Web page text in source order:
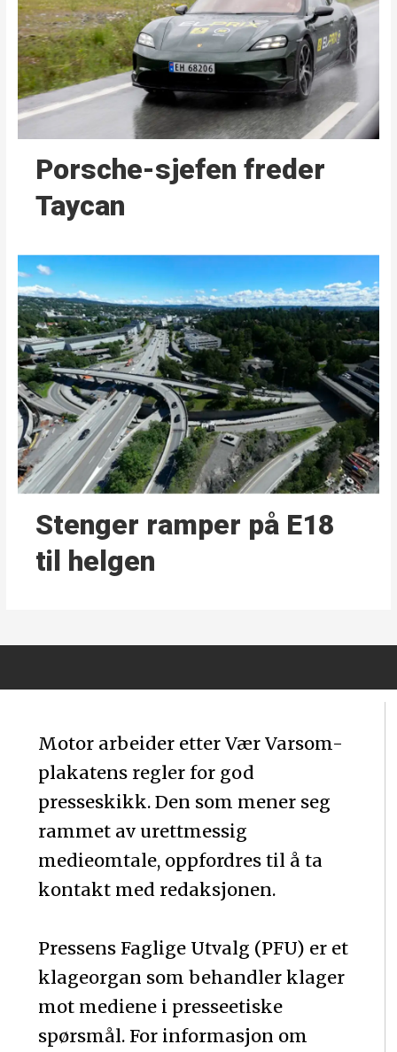
Porsche-sjefen freder
Taycan
Stenger ramper på E18
til helgen
Motor arbeider etter Vær Varsom-
plakatens regler for god
presseskikk. Den som mener seg
rammet av urettmessig
medieomtale, oppfordres til å ta
kontakt med redaksjonen.
Pressens Faglige Utvalg (PFU) er et
klageorgan som behandler klager
mot mediene i presseetiske
spørsmål. For informasjon om